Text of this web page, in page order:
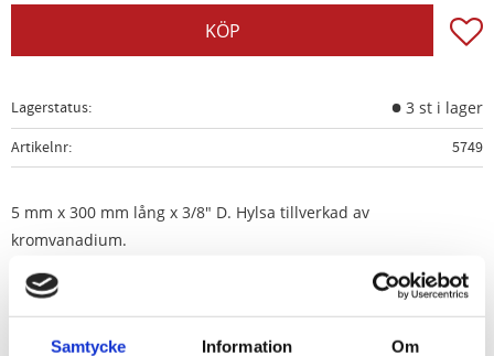
Samtycke Information Om
KÖP
Lagerstatus
3 st i lager
Artikelnr
5749
5 mm x 300 mm lång x 3/8" D. Hylsa tillverkad av
kromvanadium.
Bit tillverkad av silikonstål för styrka.
Extra lång för åtkomst.
Användningsområden: Ford och Renault